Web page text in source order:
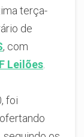
terça-
de
, com
Leilões
foi